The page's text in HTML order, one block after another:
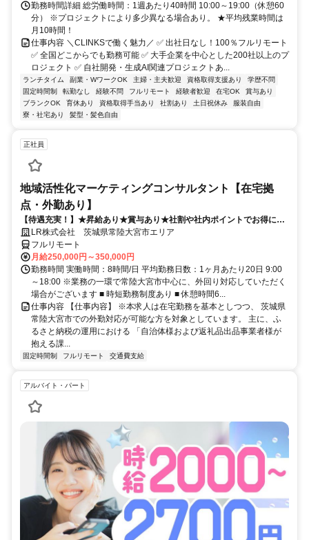
勤務時間詳細 総労働時間：1週あたり40時間 10:00～19:00（休憩60
分） ※プロジェクトにより多少異なる場合あり。 ★平均残業時間は
月10時間！
仕事内容 ＼CLINKSで働く魅力／ ✅ 出社日なし！100％フルリモート
✅ 全国どこからでも勤務可能 ✅ 大手企業を中心とした200社以上のプ
ロジェクト ✅ 自社開発・生成AI関連プロジェクトあ...
ランチタイム 副業・WワークOK 主婦・主夫歓迎 資格取得支援あり
学歴不問
固定時間制
転勤なし 経験不問 フルリモート 経験者歓迎 在宅OK
賞与あり
ブランクOK
育休あり 資格取得手当あり 社割あり 土日祝休み
服装自由
寮・社宅あり
髪型・髪色自由
正社員
地域活性化マーケティングコンサルタント【在宅拠
点・外勤あり】
【待遇充実！】★昇給あり★賞与あり★社割や社内ポイントでお得に買
い物も！
LR株式会社 茨城県常陸大宮市エリア
フルリモート
月給250,000円～350,000円
勤務時間 実働時間：8時間/日 平均勤務日数：1ヶ月あたり20日 9:00
～18:00 ※業務の一環で常陸大宮市中心に、外回り対応していただく
場合がございます ■ 時短勤務制度あり ■ 休憩時間6...
仕事内容 【仕事内容】 ※本求人は在宅勤務を基本としつつ、 茨城県
常陸大宮市での外勤対応が可能な方を対象としています。 主に、ふ
るさと納税の運用における 「自治体様および返礼品出品事業者様が
抱える課...
固定時間制 フルリモート 交通費支給
アルバイト・パート